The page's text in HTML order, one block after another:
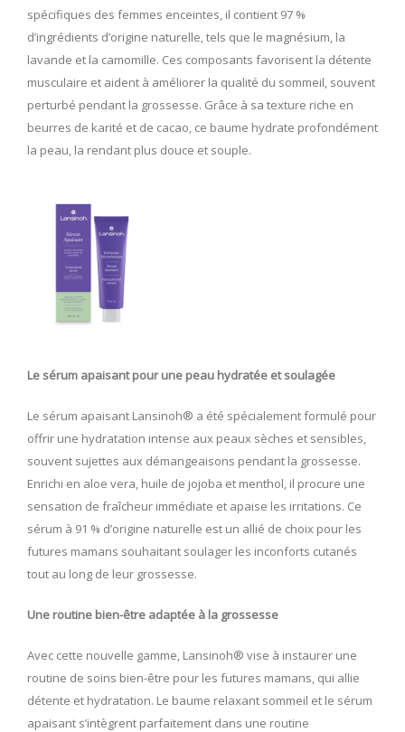
spécifiques des femmes enceintes, il contient 97 %
d’ingrédients d’origine naturelle, tels que le magnésium, la
lavande et la camomille. Ces composants favorisent la détente
musculaire et aident à améliorer la qualité du sommeil, souvent
perturbé pendant la grossesse. Grâce à sa texture riche en
beurres de karité et de cacao, ce baume hydrate profondément
la peau, la rendant plus douce et souple.
Le sérum apaisant pour une peau hydratée et soulagée
Le sérum apaisant Lansinoh® a été spécialement formulé pour
offrir une hydratation intense aux peaux sèches et sensibles,
souvent sujettes aux démangeaisons pendant la grossesse.
Enrichi en aloe vera, huile de jojoba et menthol, il procure une
sensation de fraîcheur immédiate et apaise les irritations. Ce
sérum à 91 % d’origine naturelle est un allié de choix pour les
futures mamans souhaitant soulager les inconforts cutanés
tout au long de leur grossesse.
Une routine bien-être adaptée à la grossesse
Avec cette nouvelle gamme, Lansinoh® vise à instaurer une
routine de soins bien-être pour les futures mamans, qui allie
détente et hydratation. Le baume relaxant sommeil et le sérum
apaisant s’intègrent parfaitement dans une routine